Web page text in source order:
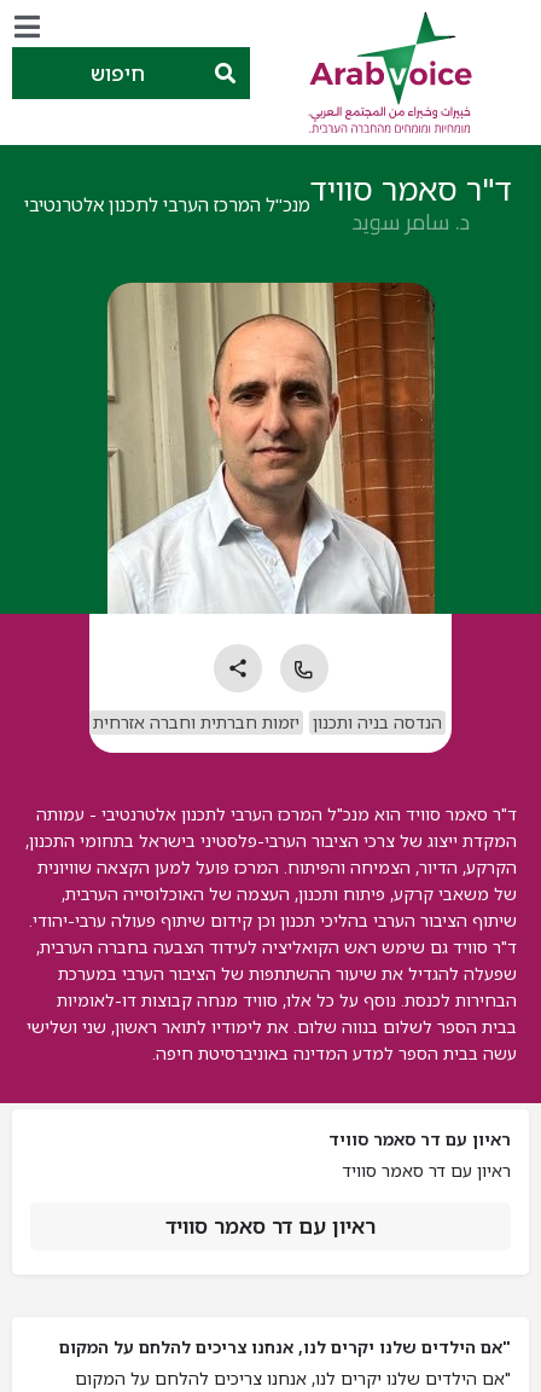
חיפוש
ד"ר סאמר סוויד
د. سامر سويد
מנכ"ל המרכז הערבי לתכנון אלטרנטיבי
ד"ר סאמר סוויד הוא מנכ"ל המרכז הערבי לתכנון אלטרנטיבי - עמותה
המקדת ייצוג של צרכי הציבור הערבי-פלסטיני בישראל בתחומי התכנון,
הקרקע, הדיור, הצמיחה והפיתוח. המרכז פועל למען הקצאה שוויונית
של משאבי קרקע, פיתוח ותכנון, העצמה של האוכלוסייה הערבית,
שיתוף הציבור הערבי בהליכי תכנון וכן קידום שיתוף פעולה ערבי-יהודי.
ד"ר סוויד גם שימש ראש הקואליציה לעידוד הצבעה בחברה הערבית,
שפעלה להגדיל את שיעור ההשתתפות של הציבור הערבי במערכת
הבחירות לכנסת. נוסף על כל אלו, סוויד מנחה קבוצות דו-לאומיות
בבית הספר לשלום בנווה שלום. את לימודיו לתואר ראשון, שני ושלישי
עשה בבית הספר למדע המדינה באוניברסיטת חיפה.
הנדסה בניה ותכנון יזמות חברתית וחברה אזרחית
ראיון עם דר סאמר סוויד
ראיון עם דר סאמר סוויד
ראיון עם דר סאמר סוויד
"אם הילדים שלנו יקרים לנו, אנחנו צריכים להלחם על המקום
"אם הילדים שלנו יקרים לנו, אנחנו צריכים להלחם על המקום